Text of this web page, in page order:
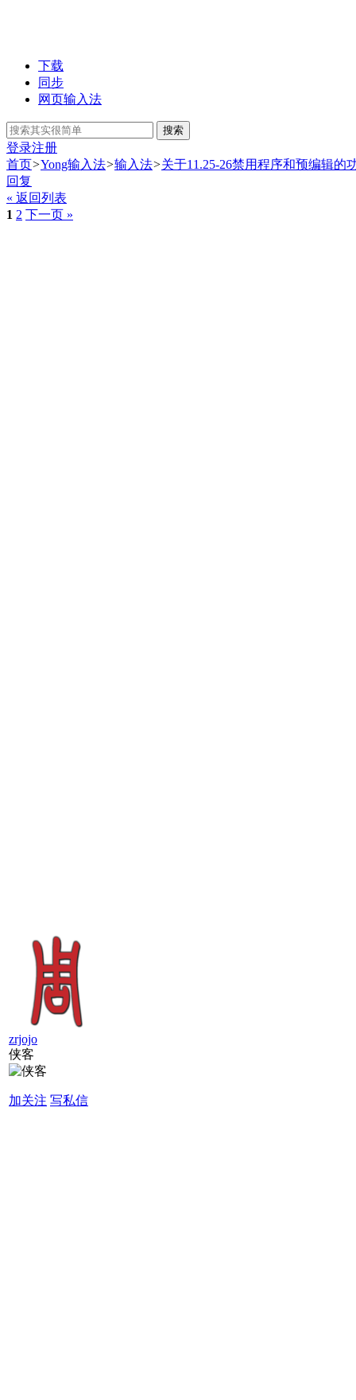
下载
同步
网页输入法
搜索
登录注册
首页>Yong输入法>输入法>关于11.25-26禁用程序和预编辑的
回复
« 返回列表
1 2 下一页 »
zrjojo
侠客
加关注 写私信